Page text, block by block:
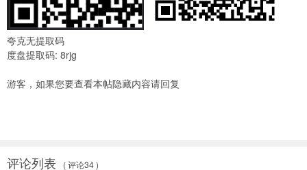
夸克无提取码
度盘提取码: 8rjg
游客，如果您要查看本帖隐藏内容请回复
评论列表 ( 评论34 )